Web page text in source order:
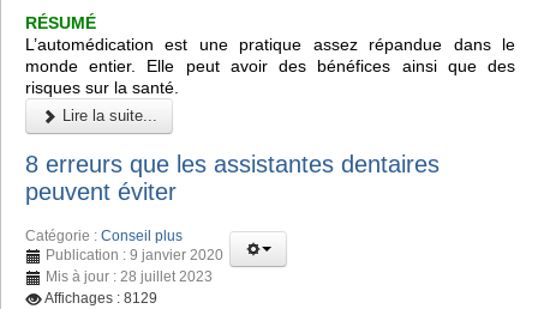
RÉSUMÉ
L’automédication est une pratique assez répandue dans le
monde entier. Elle peut avoir des bénéfices ainsi que des
risques sur la santé.
Lire la suite...
8 erreurs que les assistantes dentaires
peuvent éviter
Catégorie : Conseil plus
Publication : 9 janvier 2020
Mis à jour : 28 juillet 2023
Affichages : 8129